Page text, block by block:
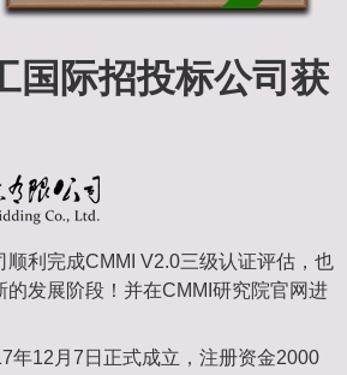
国际招投标公司获
利完成CMMI V2.0三级认证评估，也
发展阶段！并在CMMI研究院官网进
年12月7日正式成立，注册资金2000